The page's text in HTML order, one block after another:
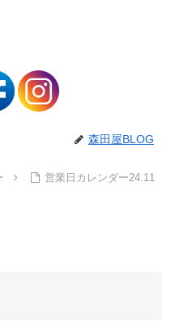
森田屋BLOG
営業日カレンダー24.11